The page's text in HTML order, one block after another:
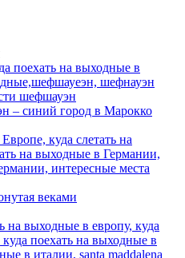
– синий город в Марокко
веками